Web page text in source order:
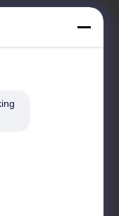
Цитата